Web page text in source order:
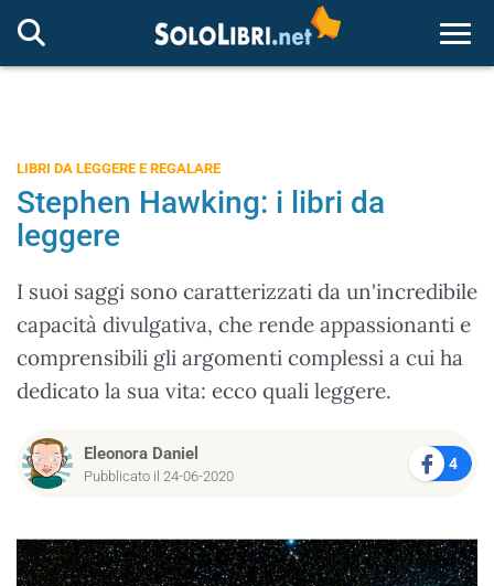
LIBRI DA LEGGERE E REGALARE
Stephen Hawking: i libri da
leggere
I suoi saggi sono caratterizzati da un'incredibile
capacità divulgativa, che rende appassionanti e
comprensibili gli argomenti complessi a cui ha
dedicato la sua vita: ecco quali leggere.
Eleonora Daniel
Pubblicato il 24-06-2020
4